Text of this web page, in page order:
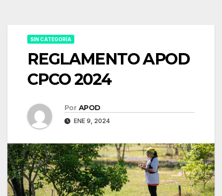
SIN CATEGORÍA
REGLAMENTO APOD
CPCO 2024
Por APOD
ENE 9, 2024